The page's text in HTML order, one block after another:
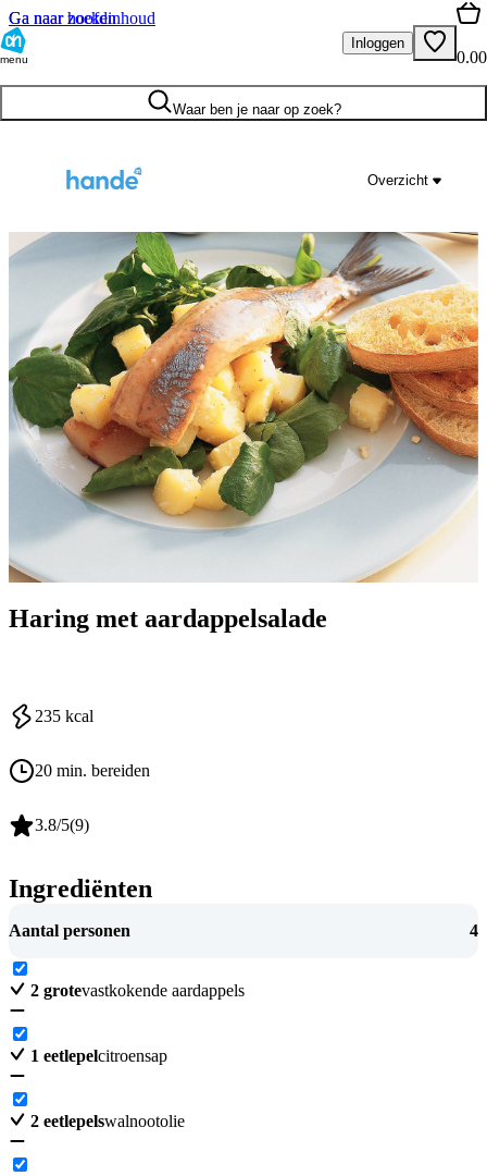
Ga naar hoofdinhoud
Ga naar zoeken
menu
Inloggen
0.00
Waar ben je naar op zoek?
Overzicht
Haring met aardappelsalade
235 kcal
20 min. bereiden
3.8/5(9)
Ingrediënten
Aantal personen 4
2 grotevastkokende aardappels
1 eetlepelcitroensap
2 eetlepelswalnootolie